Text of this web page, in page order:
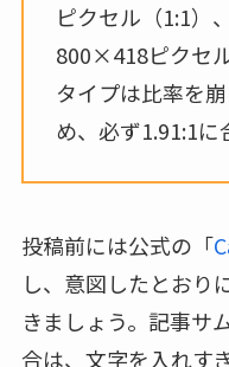
ピクセル（1:1）
800×418ピクセ
タイプは比率を
め、必ず1.91:1に
投稿前には公式の「
し、意図したとおり
きましょう。記事サ
合は、文字を入れす